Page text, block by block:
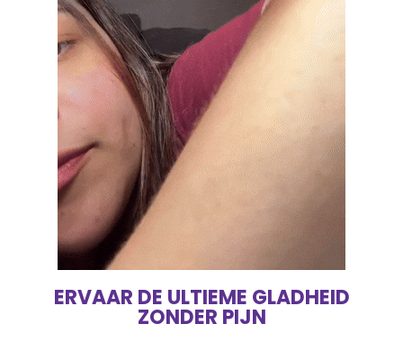
ERVAAR DE ULTIEME GLADHEID
ZONDER PIJN